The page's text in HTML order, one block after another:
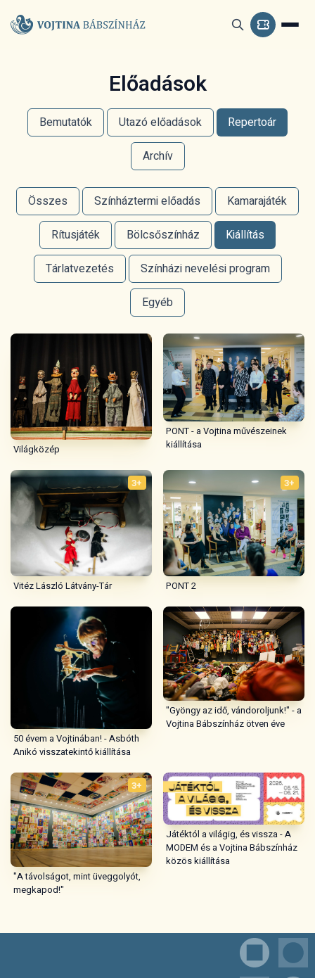
Előadások
Bemutatók Utazó előadások
Repertoár
Archív
Összes Színháztermi előadás
Kamarajáték
Rítusjáték
Bölcsőszínház
Kiállítás
Tárlatvezetés
Színházi nevelési program
Egyéb
Világközép
PONT - a Vojtina művészeinek
kiállítása
3+
Vitéz László Látvány-Tár
3+
PONT 2
50 évem a Vojtinában! - Asbóth
Anikó visszatekintő kiállítása
"Gyöngy az idő, vándoroljunk!" - a
Vojtina Bábszínház ötven éve
3+
"A távolságot, mint üveggolyót,
megkapod!"
Játéktól a világig, és vissza - A
MODEM és a Vojtina Bábszínház
közös kiállítása